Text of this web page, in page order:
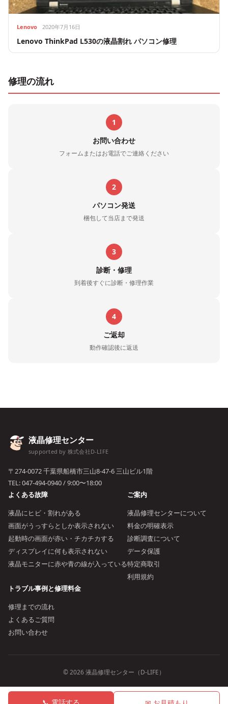
Lenovo 2020年7月16日
Lenovo ThinkPad L530の液晶割れ パソコン修理
修理の流れ
1
お問い合わせ
フォームまたはお電話でご連絡ください
2
パソコン発送
梱包して当店まで発送
3
診断・修理
到着後すぐに診断・修理作業
4
ご返却
動作確認後に返送
液晶修理センター
supported by 株式会社D-LIFE
〒274-0072 千葉県船橋市三山8-47-6 三山ビル1階
TEL:047-494-0940/ 9:00〜18:00
よくある故障
液晶にヒビ・割れがある
画面がうっすらとしか表示されない
起動時の画面が赤い・チカチカする
ディスプレイに何も表示されない
液晶モニターに赤や青の線が入っている
ご案内
液晶修理センターについて
料金の明確表示
診断調査について
データ保護
特定商取引
利用規約
トラブル事例と修理料金
修理までの流れ
よくあるご質問
お問い合わせ
© 2026 液晶修理センター（D-LIFE）